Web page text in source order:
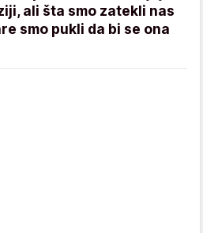
ali šta smo zatekli nas
smo pukli da bi se ona